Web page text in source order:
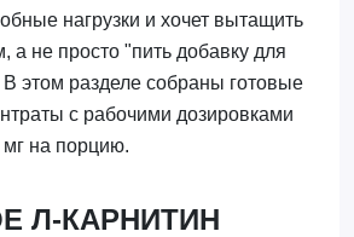
нагрузки и хочет вытащить
а не просто "пить добавку для
этом разделе собраны готовые
с рабочими дозировками
на порцию.
Л-КАРНИТИН